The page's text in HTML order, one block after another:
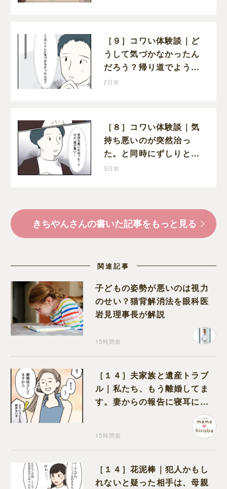
［９］コワい体験談｜ど
うして気づかなかったん
だろう？帰り道でようや
く気づいた近いトイレの
2日前
［８］コワい体験談｜気
持ち悪いのが突然治っ
た。と同時にずしりと肩
にのしかかる重み
3日前
きちやんさんの書いた記事をもっと見る
関連記事
子どもの姿勢が悪いのは視力
のせい？猫背解消法を眼科医
岩見理事長が解説
15時間前
［１４］夫家族と遺産トラブ
ル｜私たち、もう離婚してま
す。妻からの報告に寝耳に水
15時間前
［１４］花泥棒｜犯人かもし
れないと疑った相手は、母親